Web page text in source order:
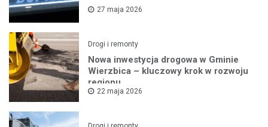
27 maja 2026
Drogi i remonty
Nowa inwestycja drogowa w Gminie
Wierzbica – kluczowy krok w rozwoju
regionu
22 maja 2026